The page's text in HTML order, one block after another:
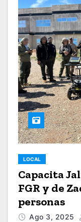
LOCAL
Capacita
FGR y de
personas
Ago 3, 2025